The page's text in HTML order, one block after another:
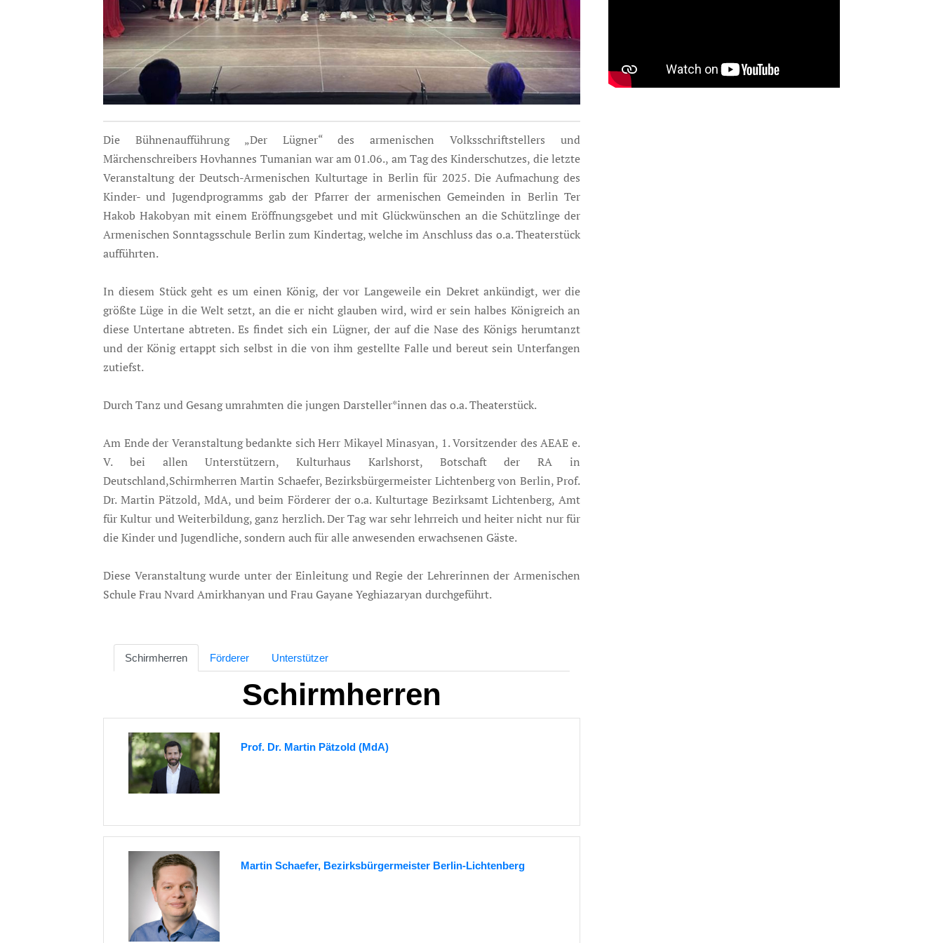
Die Bühnenaufführung „Der Lügner“ des armenischen Volksschriftstellers und
Märchenschreibers Hovhannes Tumanian war am 01.06., am Tag des Kinderschutzes, die letzte
Veranstaltung der Deutsch-Armenischen Kulturtage in Berlin für 2025. Die Aufmachung des
Kinder- und Jugendprogramms gab der Pfarrer der armenischen Gemeinden in Berlin Ter
Hakob Hakobyan mit einem Eröffnungsgebet und mit Glückwünschen an die Schützlinge der
Armenischen Sonntagsschule Berlin zum Kindertag, welche im Anschluss das o.a. Theaterstück
aufführten.
In diesem Stück geht es um einen König, der vor Langeweile ein Dekret ankündigt, wer die
größte Lüge in die Welt setzt, an die er nicht glauben wird, wird er sein halbes Königreich an
diese Untertane abtreten. Es findet sich ein Lügner, der auf die Nase des Königs herumtanzt
und der König ertappt sich selbst in die von ihm gestellte Falle und bereut sein Unterfangen
zutiefst.
Durch Tanz und Gesang umrahmten die jungen Darsteller*innen das o.a. Theaterstück.
Am Ende der Veranstaltung bedankte sich Herr Mikayel Minasyan, 1. Vorsitzender des AEAE e.
V. bei allen Unterstützern, Kulturhaus Karlshorst, Botschaft der RA in
Deutschland,Schirmherren Martin Schaefer, Bezirksbürgermeister Lichtenberg von Berlin, Prof.
Dr. Martin Pätzold, MdA, und beim Förderer der o.a. Kulturtage Bezirksamt Lichtenberg, Amt
für Kultur und Weiterbildung, ganz herzlich. Der Tag war sehr lehrreich und heiter nicht nur für
die Kinder und Jugendliche, sondern auch für alle anwesenden erwachsenen Gäste.
Diese Veranstaltung wurde unter der Einleitung und Regie der Lehrerinnen der Armenischen
Schule Frau Nvard Amirkhanyan und Frau Gayane Yeghiazaryan durchgeführt.
Schirmherren Förderer Unterstützer
Schirmherren
Prof. Dr. Martin Pätzold (MdA)
Martin Schaefer, Bezirksbürgermeister Berlin-Lichtenberg